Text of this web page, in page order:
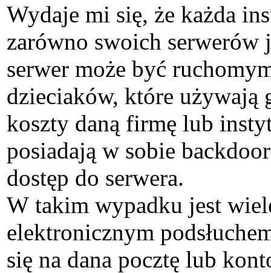
Wydaje mi się, że każda
zarówno swoich
serwer może być
dzieciaków, które używają
koszty daną firmę lub
posiadają w sobie
dostęp do serwera.
W takim wypadku jest
elektronicznym
się na dana pocztę lub